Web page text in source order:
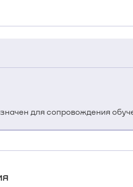
для сопровождения